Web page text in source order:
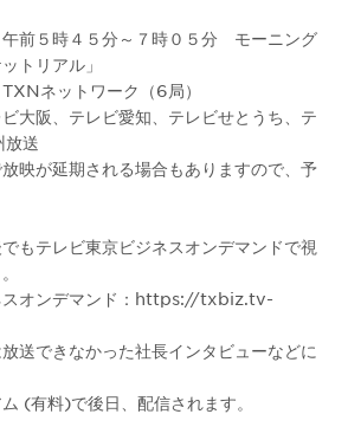
前５時４５分～７時０５分 モーニング
トリアル」
ネットワーク（6局）
阪、テレビ愛知、テレビせとうち、テ
放送
が延期される場合もありますので、予
テレビ東京ビジネスオンデマンドで視
オンデマンド：https://txbiz.tv-
できなかった社長インタビューなどに
(有料)で後日、配信されます。